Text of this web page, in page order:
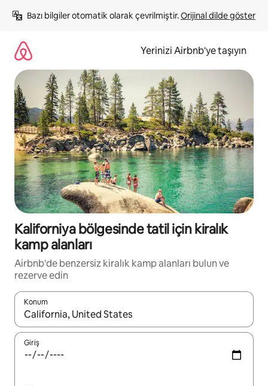
atla
Bazı bilgiler otomatik olarak çevrilmiştir. Orijinal dilde göster
Yerinizi Airbnb'ye taşıyın
Kaliforniya bölgesinde tatil için kiralık
kamp alanları
Airbnb'de benzersiz kiralık kamp alanları bulun ve
rezerve edin
Konum
Sonuçlar kullanılabilir olduğunda yukarı ve aşağı oklarıyla
Giriş